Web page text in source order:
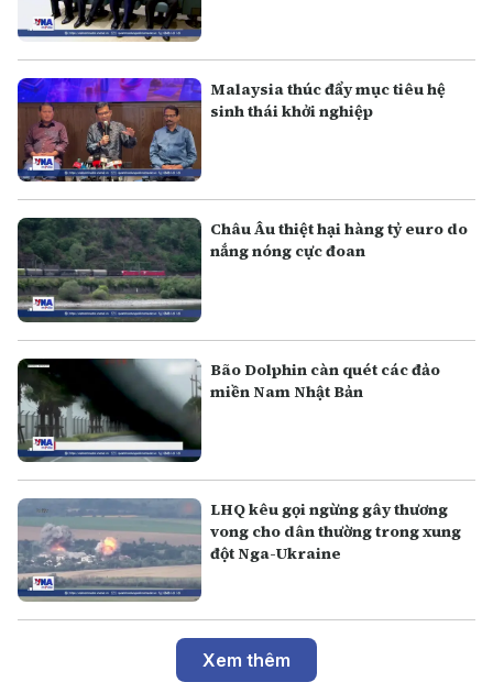
Malaysia thúc đẩy mục tiêu hệ
sinh thái khởi nghiệp
Châu Âu thiệt hại hàng tỷ euro do
nắng nóng cực đoan
Bão Dolphin càn quét các đảo
miền Nam Nhật Bản
LHQ kêu gọi ngừng gây thương
vong cho dân thường trong xung
đột Nga-Ukraine
Xem thêm